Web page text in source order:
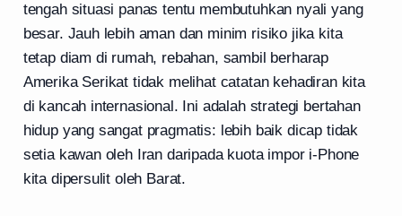
tengah situasi panas tentu membutuhkan nyali yang
besar. Jauh lebih aman dan minim risiko jika kita
tetap diam di rumah, rebahan, sambil berharap
Amerika Serikat tidak melihat catatan kehadiran kita
di kancah internasional. Ini adalah strategi bertahan
hidup yang sangat pragmatis: lebih baik dicap tidak
setia kawan oleh Iran daripada kuota impor i-Phone
kita dipersulit oleh Barat.